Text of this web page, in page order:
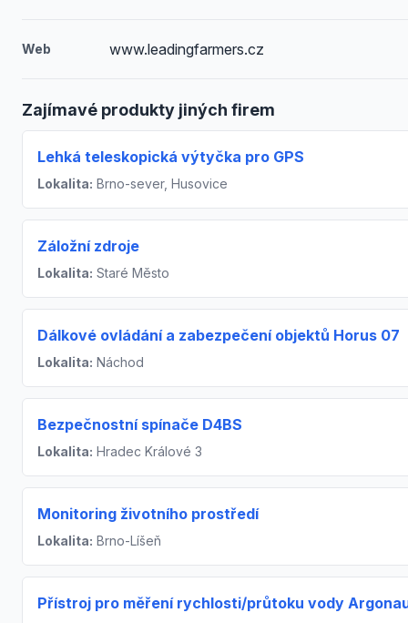
Web www.leadingfarmers.cz
Zajímavé produkty jiných firem
Lehká teleskopická výtyčka pro GPS
Lokalita: Brno-sever, Husovice
Záložní zdroje
Lokalita: Staré Město
Dálkové ovládání a zabezpečení objektů Horus 07
Lokalita: Náchod
Bezpečnostní spínače D4BS
Lokalita: Hradec Králové 3
Monitoring životního prostředí
Lokalita: Brno-Líšeň
Přístroj pro měření rychlosti/průtoku vody